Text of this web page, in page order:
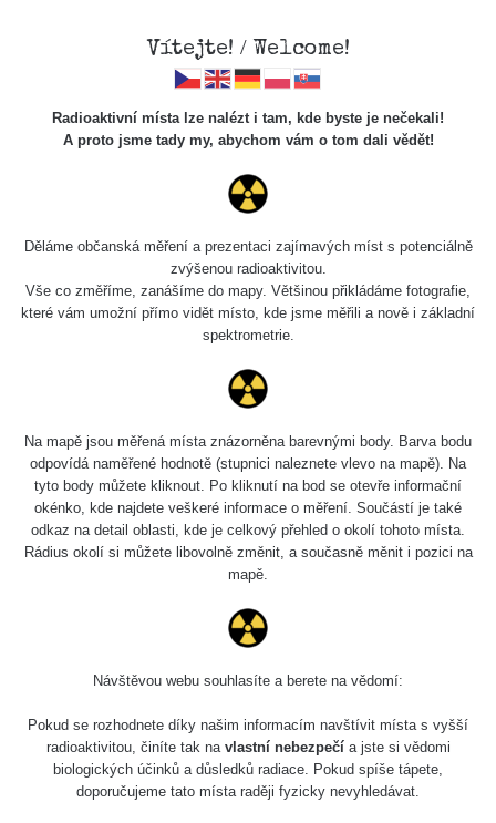
Veškerou správu dat přesouváme na
https://mapa.zhavamista.cz,
Děkujeme za pochopení.
Profil: Jan Kynčl
5
Poslední aktivita:
15. 2. 2026
Poslední přidaná místa Všechna místa >>
?
0.59
0.95
µSv/h
1.15
µSv/h
Vítejte! / Welcome!
Radioaktivní místa lze nalézt i tam, kde byste je nečekali!
A proto jsme tady my, abychom vám o tom dali vědět!
Děláme občanská měření a prezentaci zajímavých míst s potenciálně
zvýšenou radioaktivitou.
Vše co změříme, zanášíme do mapy. Většinou přikládáme fotografie,
které vám umožní přímo vidět místo, kde jsme měřili a nově i základní
spektrometrie.
Na mapě jsou měřená místa znázorněna barevnými body. Barva bodu
odpovídá naměřené hodnotě (stupnici naleznete vlevo na mapě). Na
tyto body můžete kliknout. Po kliknutí na bod se otevře informační
okénko, kde najdete veškeré informace o měření. Součástí je také
odkaz na detail oblasti, kde je celkový přehled o okolí tohoto místa.
Rádius okolí si můžete libovolně změnit, a současně měnit i pozici na
mapě.
Návštěvou webu souhlasíte a berete na vědomí:
Pokud se rozhodnete díky našim informacím navštívit místa s vyšší
radioaktivitou, činíte tak na vlastní nebezpečía jste si vědomi
biologických účinků a důsledků radiace. Pokud spíše tápete,
doporučujeme tato místa raději fyzicky nevyhledávat.